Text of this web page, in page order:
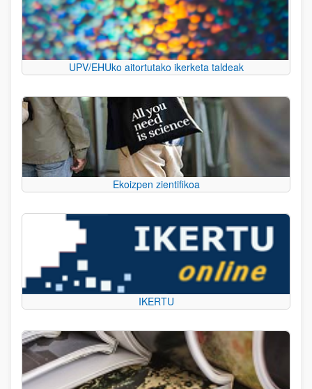
UPV/EHUko aitortutako ikerketa taldeak
Ekoizpen zientifikoa
IKERTU